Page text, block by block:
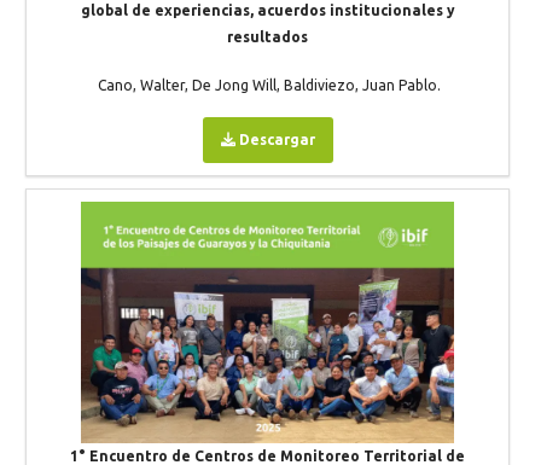
global de experiencias, acuerdos institucionales y
resultados
Cano, Walter, De Jong Will, Baldiviezo, Juan Pablo.
Descargar
1° Encuentro de Centros de Monitoreo Territorial de